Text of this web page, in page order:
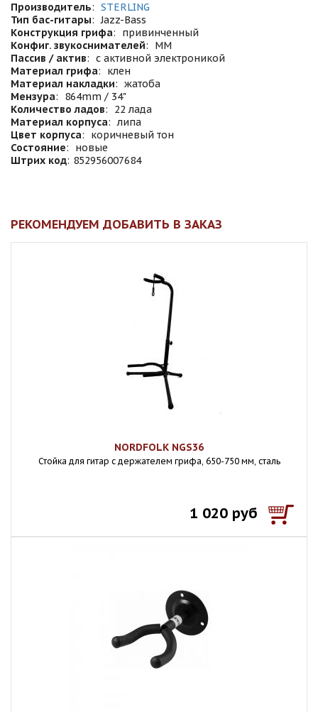
Производитель: STERLING
Тип бас-гитары: Jazz-Bass
Конструкция грифа:
привинченный
Конфиг. звукоснимателей:
MM
Пассив / актив: с активной электроникой
Материал грифа:
клен
Материал накладки: жатоба
Мензура:
864mm / 34"
Количество ладов:
22 лада
Материал корпуса: липа
Цвет корпуса:
коричневый тон
Состояние:
новые
Штрих код: 852956007684
РЕКОМЕНДУЕМ ДОБАВИТЬ В ЗАКАЗ
NORDFOLK NGS36
Стойка для гитар с держателем грифа, 650-750 мм, сталь
1 020 руб